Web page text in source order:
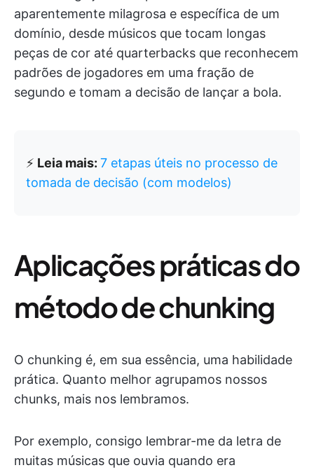
aparentemente milagrosa e específica de um
domínio, desde músicos que tocam longas
peças de cor até quarterbacks que reconhecem
padrões de jogadores em uma fração de
segundo e tomam a decisão de lançar a bola.
⚡️ Leia mais: 7 etapas úteis no processo de
tomada de decisão (com modelos)
Aplicações práticas do
método de chunking
O chunking é, em sua essência, uma habilidade
prática. Quanto melhor agrupamos nossos
chunks, mais nos lembramos.
Por exemplo, consigo lembrar-me da letra de
muitas músicas que ouvia quando era